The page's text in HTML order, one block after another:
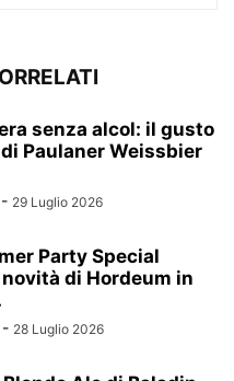
senza alcol: il gusto
Paulaner Weissbier
- 29 Luglio 2026
Party Special
di Hordeum in
- 28 Luglio 2026